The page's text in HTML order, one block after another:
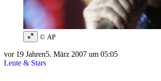
© AP
vor 19 Jahren5. März 2007 um 05:05
Leute & Stars